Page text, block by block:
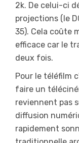
2k. De celui-ci
projections (le
35). Cela coûte
efficace car le
deux fois.
Pour le téléfilm
faire un
reviennent pas
diffusion
rapidement